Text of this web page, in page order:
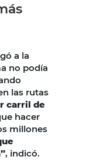
a la
no podía
las rutas
carril de
hacer
millones
, indicó.